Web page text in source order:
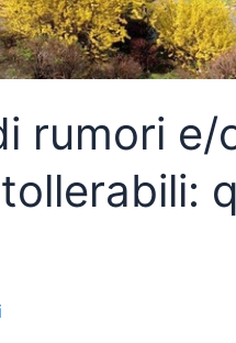
rumori e/